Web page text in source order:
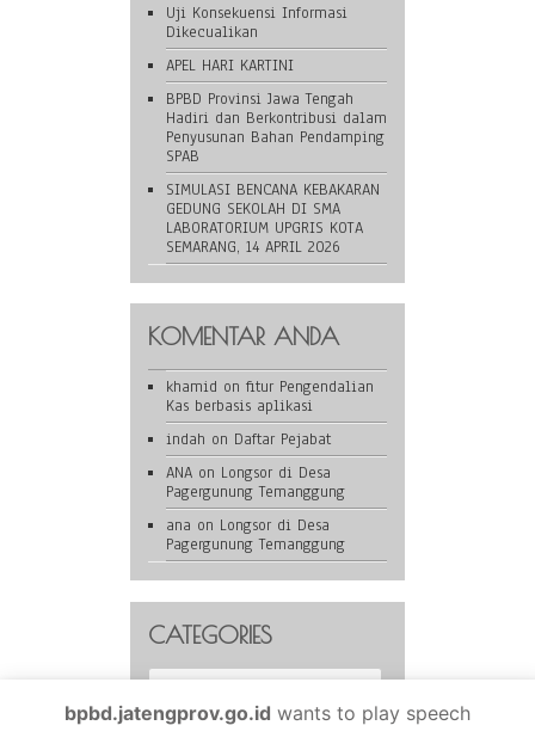
Uji Konsekuensi Informasi
Dikecualikan
APEL HARI KARTINI
BPBD Provinsi Jawa Tengah
Hadiri dan Berkontribusi dalam
Penyusunan Bahan Pendamping
SPAB
SIMULASI BENCANA KEBAKARAN
GEDUNG SEKOLAH DI SMA
LABORATORIUM UPGRIS KOTA
SEMARANG, 14 APRIL 2026
KOMENTAR ANDA
khamid on fitur Pengendalian
Kas berbasis aplikasi
indah on Daftar Pejabat
ANA on Longsor di Desa
Pagergunung Temanggung
ana on Longsor di Desa
Pagergunung Temanggung
CATEGORIES
Categories
bpbd.jatengprov.go.id wants to play speech